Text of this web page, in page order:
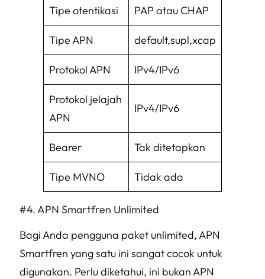
Tipe otentikasi PAP atau CHAP
Tipe APN default,supl,xcap
Protokol APN IPv4/IPv6
Protokol jelajah
APN
IPv4/IPv6
Bearer Tak ditetapkan
Tipe MVNO Tidak ada
APN Smartfren Unlimited
Bagi Anda pengguna paket unlimited, APN
Smartfren yang satu ini sangat cocok untuk
digunakan. Perlu diketahui, ini bukan APN